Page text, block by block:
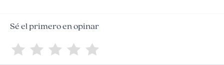
Sé el primero en opinar